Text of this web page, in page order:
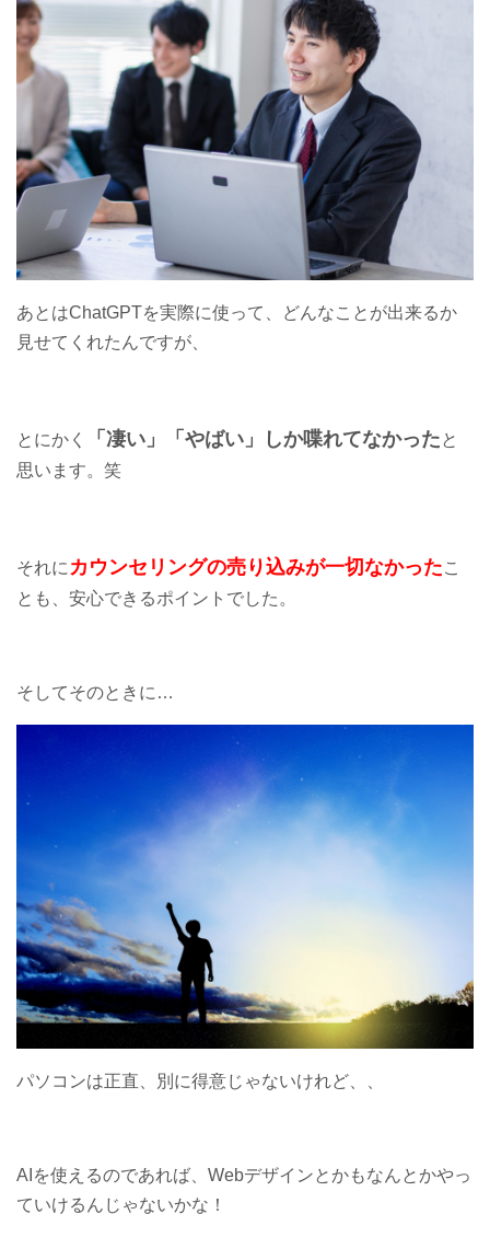
あとはChatGPTを実際に使って、どんなことが出来るか
見せてくれたんですが、
とにかく 「凄い」「やばい」しか喋れてなかったと
思います。笑
それにカウンセリングの売り込みが一切なかったこ
とも、安心できるポイントでした。
そしてそのときに…
パソコンは正直、別に得意じゃないけれど、、
AIを使えるのであれば、Webデザインとかもなんとかやっ
ていけるんじゃないかな！